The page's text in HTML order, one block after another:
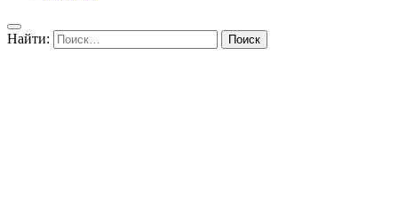
Найти: